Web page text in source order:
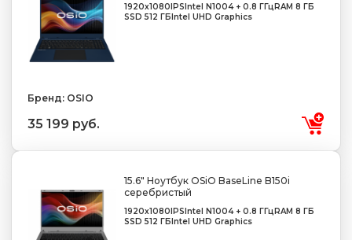
1920x1080IPSIntel N1004 + 0.8 ГГцRAM 8 ГБ
SSD 512 ГБIntel UHD Graphics
Бренд: OSIO
35 199 руб.
15.6" Ноутбук OSiO BaseLine B150i
серебристый
1920x1080 IPS Intel N1004 + 0.8 ГГц RAM 8 ГБ
SSD 512 ГБ Intel UHD Graphics